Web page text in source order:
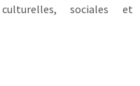
sociales et